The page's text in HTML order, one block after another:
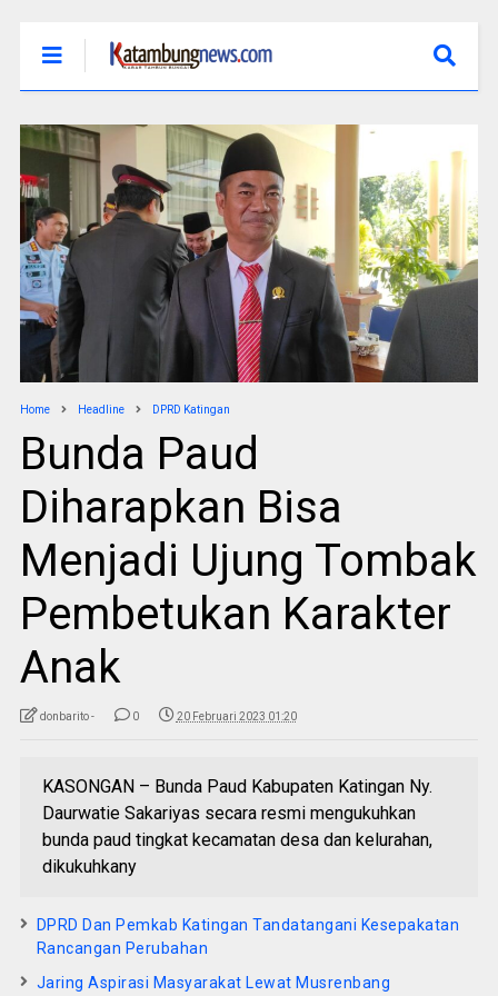
Home Headline DPRD Katingan
Bunda Paud
Diharapkan Bisa
Menjadi Ujung Tombak
Pembetukan Karakter
Anak
donbarito - 0 20 Februari 2023 01:20
KASONGAN – Bunda Paud Kabupaten Katingan Ny.
Daurwatie Sakariyas secara resmi mengukuhkan
bunda paud tingkat kecamatan desa dan kelurahan,
dikukuhkany
DPRD Dan Pemkab Katingan Tandatangani Kesepakatan
Rancangan Perubahan
Jaring Aspirasi Masyarakat Lewat Musrenbang